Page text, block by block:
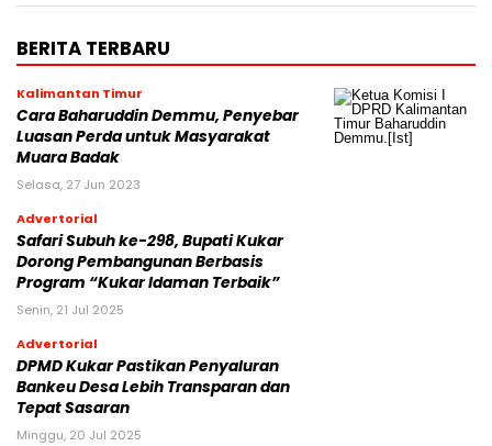
BERITA TERBARU
Kalimantan Timur
Cara Baharuddin Demmu, Penyebar
Luasan Perda untuk Masyarakat
Muara Badak
Selasa, 27 Jun 2023
Advertorial
Safari Subuh ke-298, Bupati Kukar
Dorong Pembangunan Berbasis
Program “Kukar Idaman Terbaik”
Senin, 21 Jul 2025
Advertorial
DPMD Kukar Pastikan Penyaluran
Bankeu Desa Lebih Transparan dan
Tepat Sasaran
Minggu, 20 Jul 2025